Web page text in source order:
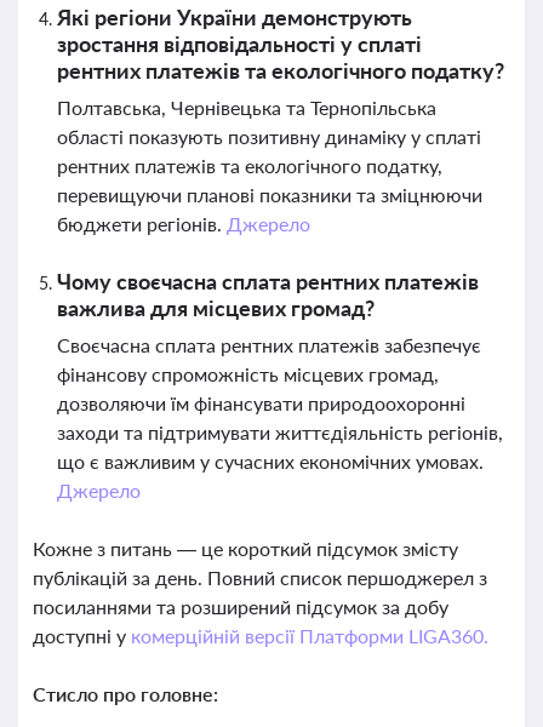
Які регіони України демонструють
зростання відповідальності у сплаті
рентних платежів та екологічного податку?
Полтавська, Чернівецька та Тернопільська
області показують позитивну динаміку у сплаті
рентних платежів та екологічного податку,
перевищуючи планові показники та зміцнюючи
бюджети регіонів. Джерело
Чому своєчасна сплата рентних платежів
важлива для місцевих громад?
Своєчасна сплата рентних платежів забезпечує
фінансову спроможність місцевих громад,
дозволяючи їм фінансувати природоохоронні
заходи та підтримувати життєдіяльність регіонів,
що є важливим у сучасних економічних умовах.
Джерело
Кожне з питань — це короткий підсумок змісту
публікацій за день. Повний список першоджерел з
посиланнями та розширений підсумок за добу
доступні у комерційній версії Платформи LIGA360.
Стисло про головне: